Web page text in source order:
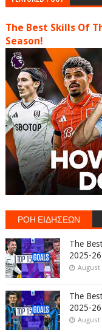
The Best Skills Of
Season!
ΡΟΗ ΕΙΔΗΣΕΩΝ
The
2025-26
August
The
2025-26
August